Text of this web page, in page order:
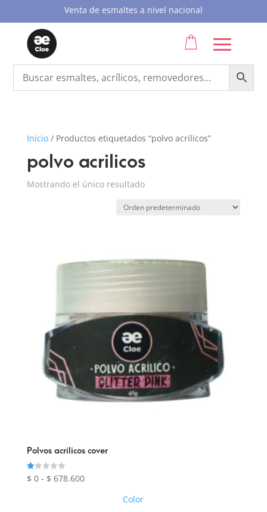
Venta de esmaltes a nivel nacional
Inicio/ Productos etiquetados “polvo acrilicos”
polvo acrilicos
Mostrando el único resultado
Polvos acrilicos cover
Valorado
con
$ 0 - $ 678.600Rango
Color